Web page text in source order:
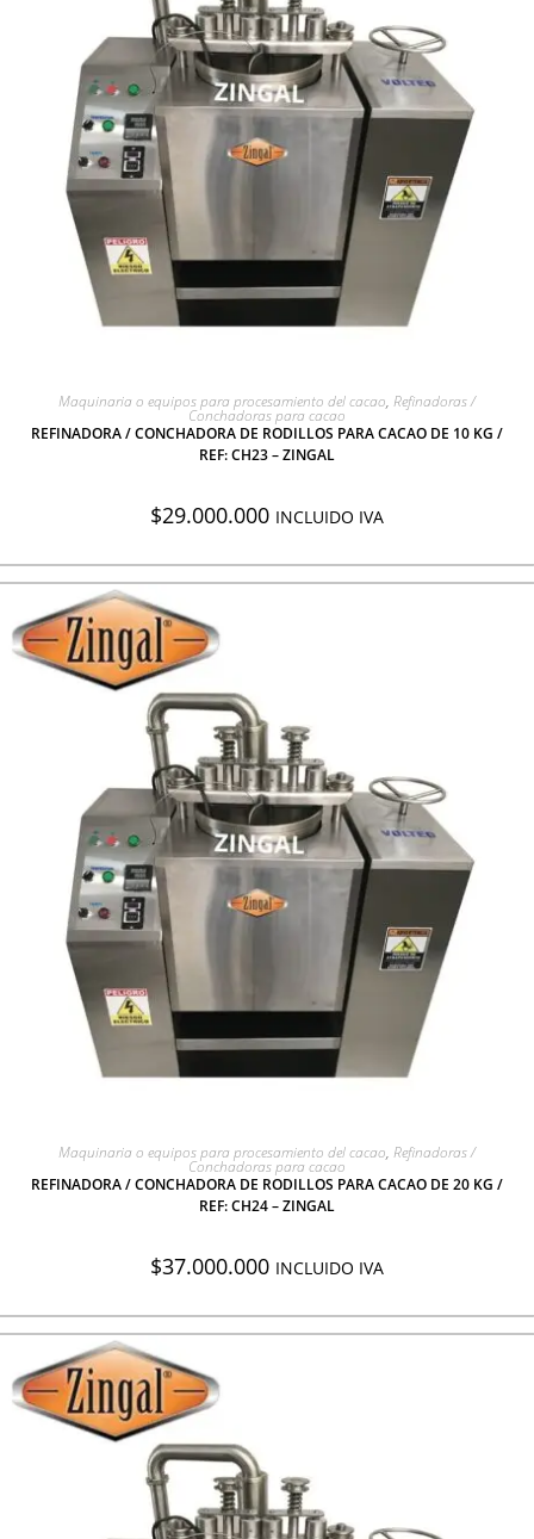
AGREGAR A COTIZACIÓN
Maquinaria o equipos para procesamiento del cacao, Refinadoras /
Conchadoras para cacao
REFINADORA / CONCHADORA DE RODILLOS PARA CACAO DE 10 KG /
REF: CH23 – ZINGAL
$29.000.000 INCLUIDO IVA
AGREGAR A COTIZACIÓN
Maquinaria o equipos para procesamiento del cacao, Refinadoras /
Conchadoras para cacao
REFINADORA / CONCHADORA DE RODILLOS PARA CACAO DE 20 KG /
REF: CH24 – ZINGAL
$37.000.000 INCLUIDO IVA